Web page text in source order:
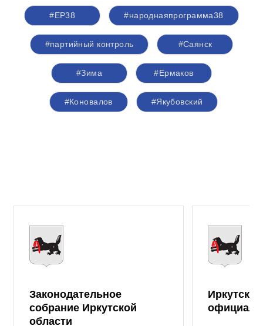
#ЕР38 #народнаяпрограмма38
#партийный контроль #Саянск
#Зима #Ермаков
#Коновалов #Якубовский
Законодательное
собрание Иркутской
области